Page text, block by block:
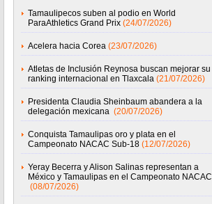
Tamaulipecos suben al podio en World
ParaAthletics Grand Prix (24/07/2026)
Acelera hacia Corea (23/07/2026)
Atletas de Inclusión Reynosa buscan mejorar su
ranking internacional en Tlaxcala (21/07/2026)
Presidenta Claudia Sheinbaum abandera a la
delegación mexicana (20/07/2026)
Conquista Tamaulipas oro y plata en el
Campeonato NACAC Sub-18 (12/07/2026)
Yeray Becerra y Alison Salinas representan a
México y Tamaulipas en el Campeonato NACAC
(08/07/2026)